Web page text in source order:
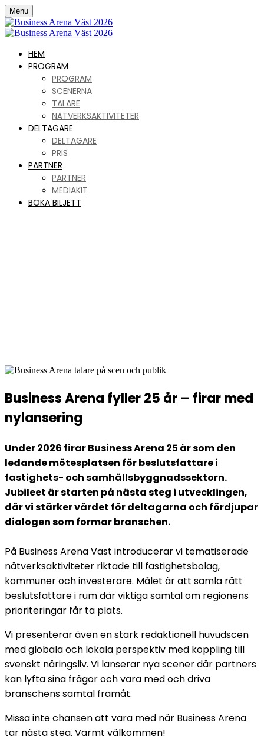
Menu
HEM
PROGRAM
PROGRAM
SCENERNA
TALARE
NÄTVERKSAKTIVITETER
DELTAGARE
DELTAGARE
PRIS
PARTNER
PARTNER
MEDIAKIT
BOKA BILJETT
Business Arena fyller 25 år – firar med
nylansering
Under 2026 firar Business Arena 25 år som den
ledande mötesplatsen för beslutsfattare i
fastighets- och samhällsbyggnadssektorn.
Jubileet är starten på nästa steg i utvecklingen,
där vi stärker värdet för deltagarna och fördjupar
dialogen som formar branschen.
På Business Arena Väst introducerar vi tematiserade
nätverksaktiviteter riktade till fastighetsbolag,
kommuner och investerare. Målet är att samla rätt
beslutsfattare i rum där viktiga samtal om regionens
prioriteringar får ta plats.
Vi presenterar även en stark redaktionell huvudscen
med globala och lokala perspektiv med koppling till
svenskt näringsliv. Vi lanserar nya scener där partners
kan lyfta sina frågor och vara med och driva
branschens samtal framåt.
Missa inte chansen att vara med när Business Arena
tar nästa steg. Varmt välkommen!